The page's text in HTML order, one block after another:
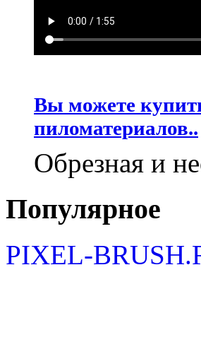
Вы можете
пиломатериалов..
Обрезная и
Популярное
PIXEL-